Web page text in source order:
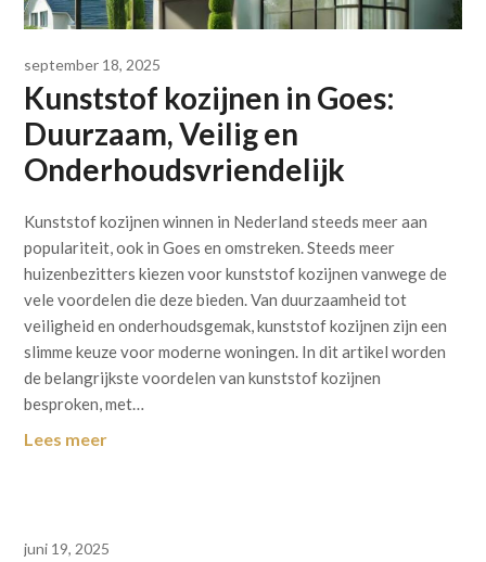
september 18, 2025
Kunststof kozijnen in Goes:
Duurzaam, Veilig en
Onderhoudsvriendelijk
Kunststof kozijnen winnen in Nederland steeds meer aan
populariteit, ook in Goes en omstreken. Steeds meer
huizenbezitters kiezen voor kunststof kozijnen vanwege de
vele voordelen die deze bieden. Van duurzaamheid tot
veiligheid en onderhoudsgemak, kunststof kozijnen zijn een
slimme keuze voor moderne woningen. In dit artikel worden
de belangrijkste voordelen van kunststof kozijnen
besproken, met…
Lees meer
juni 19, 2025